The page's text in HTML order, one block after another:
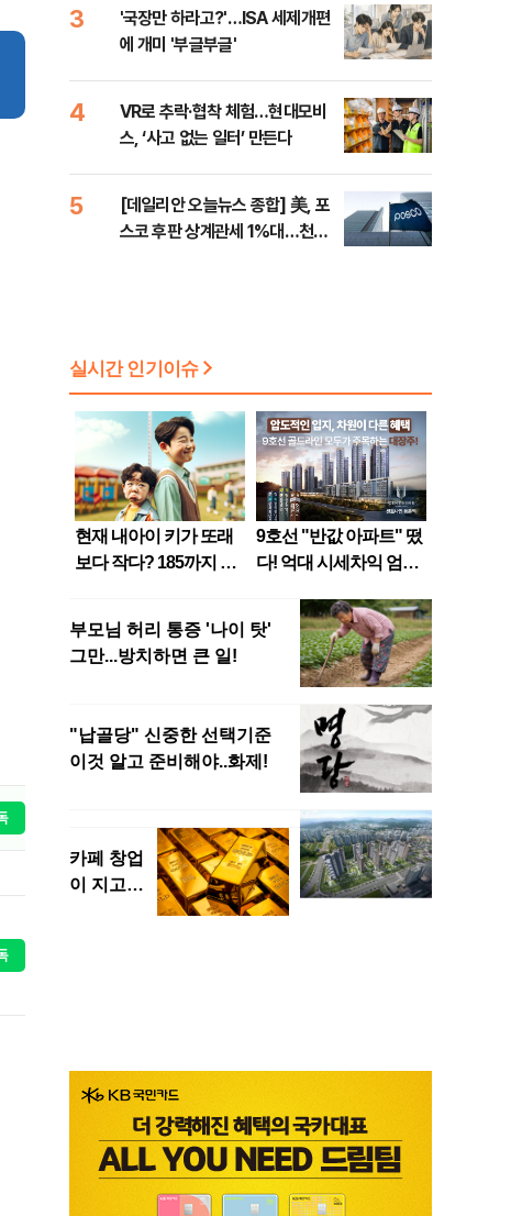
3
'국장만 하라고?'…ISA 세제개편
에 개미 '부글부글'
4
VR로 추락·협착 체험…현대모비
스, ‘사고 없는 일터’ 만든다
5
[데일리안 오늘뉴스 종합] 美, 포
스코 후판 상계관세 1%대…천하